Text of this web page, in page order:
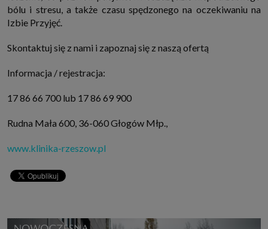
bólu i stresu, a także czasu spędzonego na oczekiwaniu na
Izbie Przyjęć.
Skontaktuj się z nami i zapoznaj się z naszą ofertą
Informacja / rejestracja:
17 86 66 700 lub 17 86 69 900
Rudna Mała 600, 36-060 Głogów Młp.,
www.klinika-rzeszow.pl